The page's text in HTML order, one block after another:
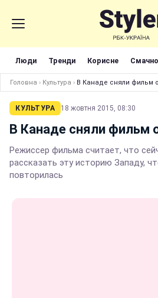
Люди Тренди Корисне Смачно
Головна › Культура › В Канаде сняли фильм
КУЛЬТУРА 18 жовтня 2015, 08:30
В Канаде сняли фильм
Режиссер фильма считает, что
рассказать эту историю Западу,
повторилась